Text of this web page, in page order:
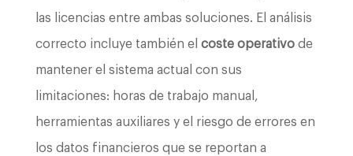
las licencias entre ambas soluciones. El análisis
correcto incluye también el coste operativode
mantener el sistema actual con sus
limitaciones: horas de trabajo manual,
herramientas auxiliares y el riesgo de errores en
los datos financieros que se reportan a